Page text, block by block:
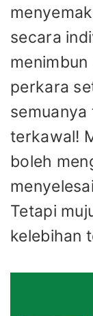
secara
perkara
terkawal!
boleh
Tetapi
kelebihan